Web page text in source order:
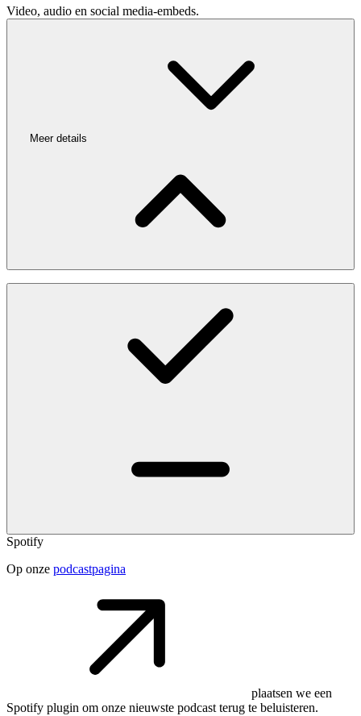
Video, audio en social media-embeds.
Meer details
Spotify
Op onze podcastpagina
plaatsen we een
Spotify plugin om onze nieuwste podcast terug te beluisteren.